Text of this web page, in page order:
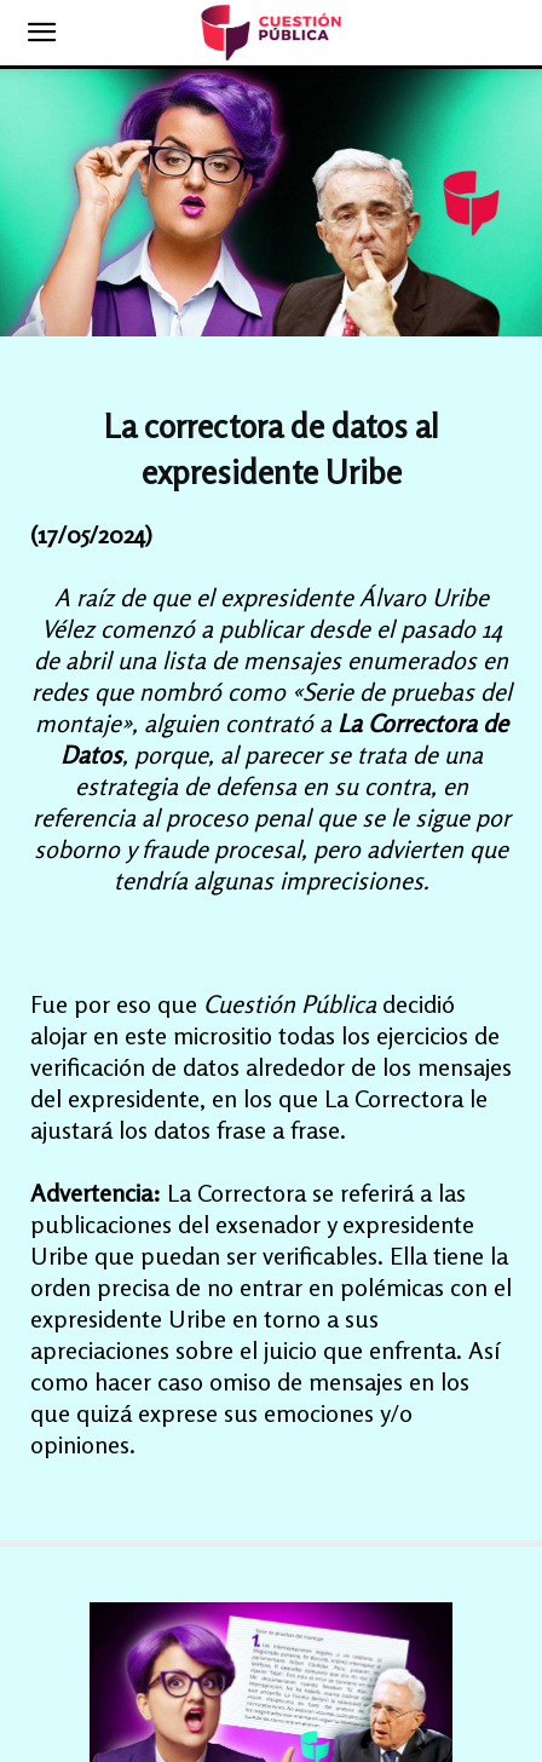
La correctora de datos al
expresidente Uribe
(17/05/2024)
A raíz de que el expresidente Álvaro Uribe
Vélez comenzó a publicar desde el pasado 14
de abril una lista de mensajes enumerados en
redes que nombró como «Serie de pruebas del
montaje», alguien contrató a La Correctora de
Datos, porque, al parecer se trata de una
estrategia de defensa en su contra, en
referencia al proceso penal que se le sigue por
soborno y fraude procesal, pero advierten que
tendría algunas imprecisiones.
Fue por eso que Cuestión Pública decidió
alojar en este micrositio todas los ejercicios de
verificación de datos alrededor de los mensajes
del expresidente, en los que La Correctora le
ajustará los datos frase a frase.
Advertencia: La Correctora se referirá a las
publicaciones del exsenador y expresidente
Uribe que puedan ser verificables. Ella tiene la
orden precisa de no entrar en polémicas con el
expresidente Uribe en torno a sus
apreciaciones sobre el juicio que enfrenta. Así
como hacer caso omiso de mensajes en los
que quizá exprese sus emociones y/o
opiniones.